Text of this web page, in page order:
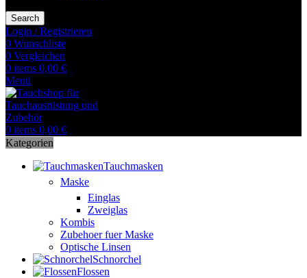
Search
Login / Registrieren
0 Wunschliste
0 Vergleichen
0 items 0,00 €
Menü
0 items 0,00 €
Kategorien
Tauchmasken
Maske
Einglas
Zweiglas
Kombis
Zubehoer fuer Maske
Optische Linsen
Schnorchel
Flossen